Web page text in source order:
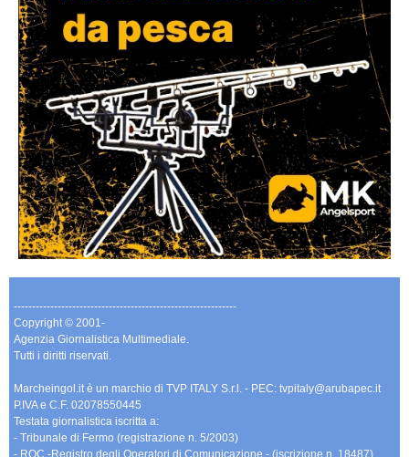
-------------------------------------------------------------
Copyright © 2001-
Agenzia Giornalistica Multimediale.
Tutti i diritti riservati.
Marcheingol.it è un marchio di TVP ITALY S.r.l. - PEC: tvpitaly@arubapec.it
P.IVA e C.F. 02078550445
Testata giornalistica iscritta a:
- Tribunale di Fermo (registrazione n. 5/2003)
- ROC -Registro degli Operatori di Comunicazione - (iscrizione n. 18487)